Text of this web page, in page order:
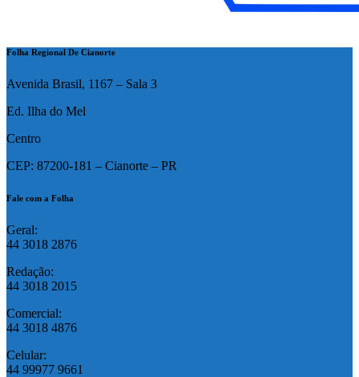
Folha Regional De Cianorte
Avenida Brasil, 1167 – Sala 3
Ed. Ilha do Mel
Centro
CEP: 87200-181 – Cianorte – PR
Fale com a Folha
Geral:
44 3018 2876
Redação:
44 3018 2015
Comercial:
44 3018 4876
Celular:
44 99977 9661